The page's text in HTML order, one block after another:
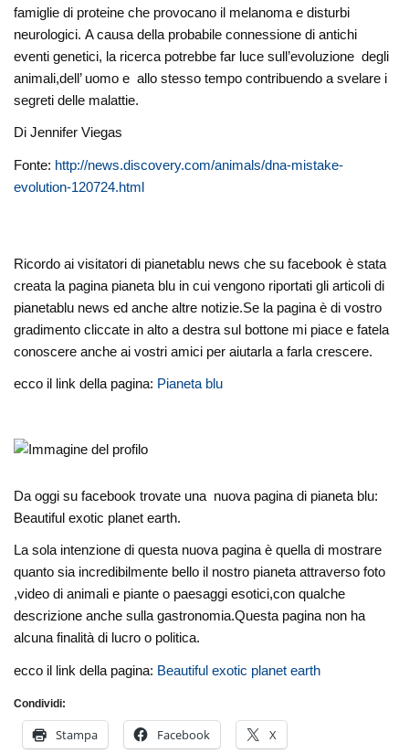
famiglie di proteine ​​che provocano il melanoma e disturbi
neurologici. A causa della probabile connessione di antichi
eventi genetici, la ricerca potrebbe far luce sull’evoluzione degli
animali,dell’ uomo e allo stesso tempo contribuendo a svelare i
segreti delle malattie.
Di Jennifer Viegas
Fonte: http://news.discovery.com/animals/dna-mistake-
evolution-120724.html
Ricordo ai visitatori di pianetablu news che su facebook è stata
creata la pagina pianeta blu in cui vengono riportati gli articoli di
pianetablu news ed anche altre notizie.Se la pagina è di vostro
gradimento cliccate in alto a destra sul bottone mi piace e fatela
conoscere anche ai vostri amici per aiutarla a farla crescere.
ecco il link della pagina: Pianeta blu
Da oggi su facebook trovate una nuova pagina di pianeta blu:
Beautiful exotic planet earth.
La sola intenzione di questa nuova pagina è quella di mostrare
quanto sia incredibilmente bello il nostro pianeta attraverso foto
,video di animali e piante o paesaggi esotici,con qualche
descrizione anche sulla gastronomia.Questa pagina non ha
alcuna finalità di lucro o politica.
ecco il link della pagina: Beautiful exotic planet earth
Condividi:
Stampa Facebook X